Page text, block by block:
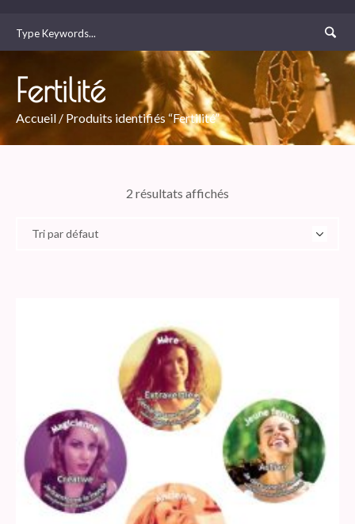
Fertilité
Accueil/ Produits identifiés “Fertilité”
2 résultats affichés